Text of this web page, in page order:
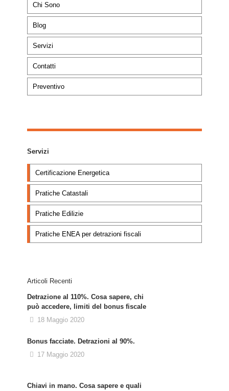
Chi Sono
Blog
Servizi
Contatti
Preventivo
Servizi
Certificazione Energetica
Pratiche Catastali
Pratiche Edilizie
Pratiche ENEA per detrazioni fiscali
Articoli Recenti
Detrazione al 110%. Cosa sapere, chi
può accedere, limiti del bonus fiscale
18 Maggio 2020
Bonus facciate. Detrazioni al 90%.
17 Maggio 2020
Chiavi in mano. Cosa sapere e quali